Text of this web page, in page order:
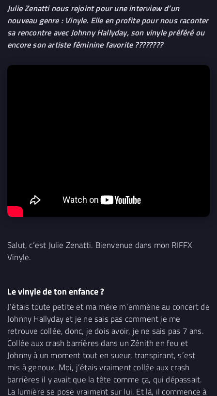
Julie Zenatti nous rejoint pour une interview d’un
nouveau genre : Vinyle. Elle en profite pour nous raconter
sa rencontre avec Johnny Hallyday, son vinyle préféré ou
encore son artiste féminine favorite ????????
Salut, c’est Julie Zenatti. Bienvenue dans mon RIFFX
Vinyle.
Le vinyle de ton enfance ?
J’étais toute petite et ma mère m’emmène au concert de
Johnny Hallyday et je ne sais pas comment je me
retrouve collée, donc, je dois avoir, je ne sais pas 7 ans.
Collée aux crash barrières dans un Zénith en feu et
Johnny à un moment tout en sueur, transpirant, s’est
mis à genoux. Moi, j’étais vraiment collée aux crash
barrières il y avait que la tête comme ça, qui dépassait.
La lumière se pose vraiment sur lui. Et là, il commence à